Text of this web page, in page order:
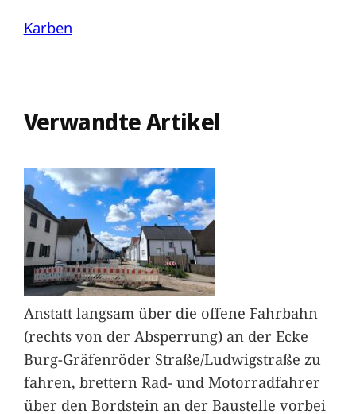
Karben
Verwandte Artikel
Anstatt langsam über die offene Fahrbahn
(rechts von der Absperrung) an der Ecke
Burg-Gräfenröder Straße/Ludwigstraße zu
fahren, brettern Rad- und Motorradfahrer
über den Bordstein an der Baustelle vorbei